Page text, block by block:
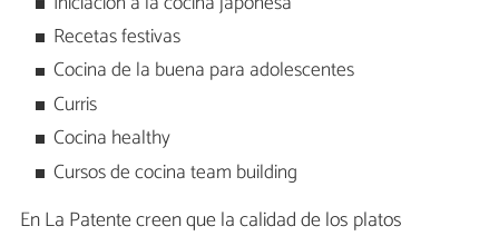
Recetas festivas
Cocina de la buena para adolescentes
Curris
Cocina healthy
Cursos de cocina team building
En La Patente creen que la calidad de los platos